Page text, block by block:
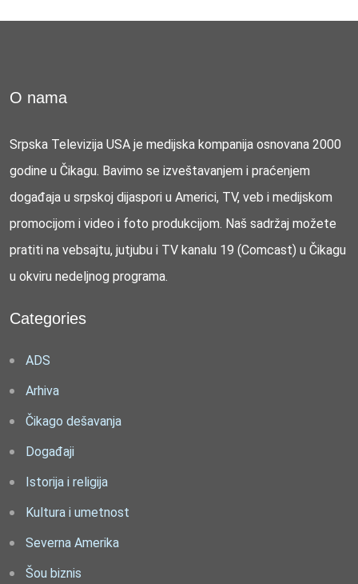
O nama
Srpska Televizija USA je medijska kompanija osnovana 2000
godine u Čikagu. Bavimo se izveštavanjem i praćenjem
događaja u srpskoj dijaspori u Americi, TV, veb i medijskom
promocijom i video i foto produkcijom. Naš sadržaj možete
pratiti na vebsajtu, jutjubu i TV kanalu 19 (Comcast) u Čikagu
u okviru nedeljnog programa.
Categories
ADS
Arhiva
Čikago dešavanja
Događaji
Istorija i religija
Kultura i umetnost
Severna Amerika
Šou biznis